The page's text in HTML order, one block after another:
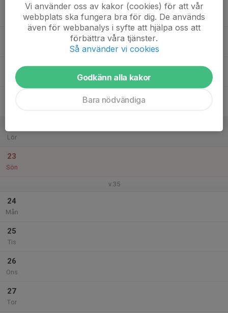
Tor
Lör
23
Sön
v.35
24
Mån
25
Tis
26
Ons
27
Tor
Vi använder oss av kakor (cookies) för att vår
webbplats ska fungera bra för dig. De används
även för webbanalys i syfte att hjälpa oss att
förbättra våra tjänster.
Så använder vi cookies
Godkänn alla kakor
Bara nödvändiga